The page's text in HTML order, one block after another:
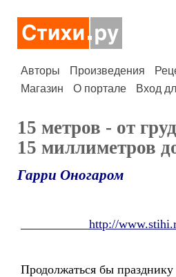
Авторы Произведения
Магазин
О портале Вход
15 метров - от
15 миллиметров
Гарри Оногаром
http://
Продолжаться бы празднику